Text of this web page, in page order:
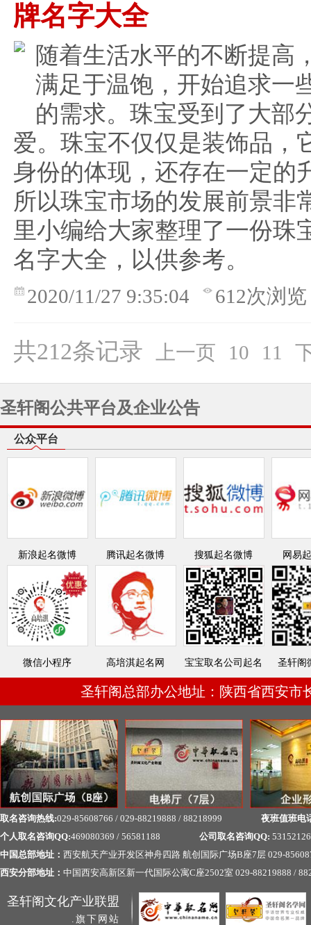
牌名字大全
随着生活水平的不断提高
满足于温饱，开始追求一
的需求。珠宝受到了大部
爱。珠宝不仅仅是装饰品，
身份的体现，还存在一定的
所以珠宝市场的发展前景非
里小编给大家整理了一份珠
名字大全，以供参考。
2020/11/27 9:35:04 612次浏览
共212条记录 上一页 10 11
圣轩阁公共平台及企业公告
公众平台
新浪起名微博 腾讯起名微博 搜狐起名微博 网易
微信小程序 高培淇起名网 宝宝取名公司起名 圣轩阁
圣轩阁总部办公地址：陕西省西安
取名咨询热线:029-85608766 / 029-88219888 / 88218999
夜班值班电
个人取名咨询QQ:469080369 / 56581188 公司取名咨询QQ:
中国总部地址： 西安航天产业开发区神舟四路 航创国际广场B座7层 029-
西安分部地址： 中国西安高新区新一代国际公寓C座2502室 029-88219888 /
圣轩阁文化产业联盟
.旗下网站